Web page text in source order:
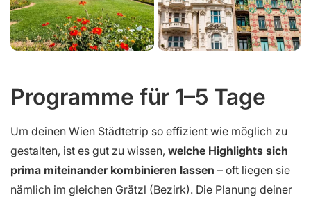
Programme für 1–5 Tage
Um deinen Wien Städtetrip so effizient wie möglich zu
gestalten, ist es gut zu wissen, welche Highlights sich
prima miteinander kombinieren lassen – oft liegen sie
nämlich im gleichen Grätzl (Bezirk). Die Planung deiner